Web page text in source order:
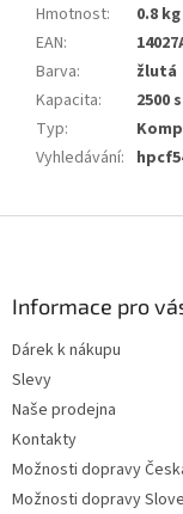
Hmotnost:
0.8 kg
EAN:
Barva:
žlutá
Kapacita:
2500
Typ:
Vyhledávání:
Informace pro
Dárek k nákupu
Slevy
Naše prodejna
Kontakty
Možnosti dopravy
Možnosti dopravy